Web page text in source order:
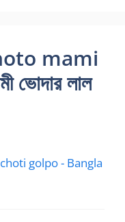
mami
ভোদার লাল
golpo - Bangla